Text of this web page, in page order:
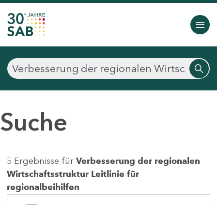
Suche
5 Ergebnisse für Verbesserung der regionalen
Wirtschaftsstruktur Leitlinie für
regionalbeihilfen